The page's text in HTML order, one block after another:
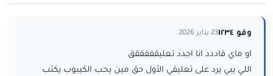
وفو ١٢٣٤ 23 يناير 2026
او ماي قاددد انا اجدد تعليقققققق
اللي يبي يرد على تعليقي الأول حق مين يحب الكيبوب يكتب